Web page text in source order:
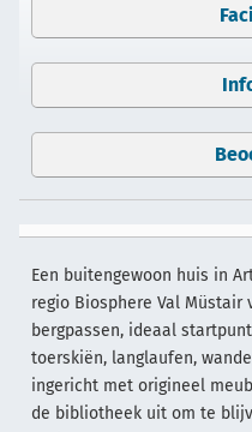
Een buitengewoon huis in
regio Biosphere Val Müstair
bergpassen, ideaal
toerskiën, langlaufen,
ingericht met origineel
de bibliotheek uit om te